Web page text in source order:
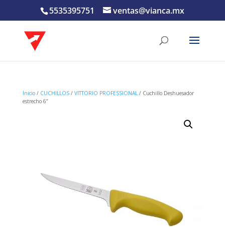
5535395751 ventas@vianca.mx
Inicio/ CUCHILLOS/ VITTORIO PROFESSIONAL/ Cuchillo Deshuesador
estrecho 6’’